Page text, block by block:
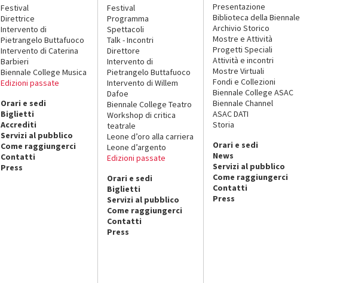
Festival
Direttrice
Intervento di
Pietrangelo Buttafuoco
Intervento di Caterina
Barbieri
Biennale College Musica
Edizioni passate
Orari e sedi
Biglietti
Accrediti
Servizi al pubblico
Come raggiungerci
Contatti
Press
Festival
Programma
Spettacoli
Talk - Incontri
Direttore
Intervento di
Pietrangelo Buttafuoco
Intervento di Willem
Dafoe
Biennale College Teatro
Workshop di critica
teatrale
Leone d’oro alla carriera
Leone d’argento
Edizioni passate
Orari e sedi
Biglietti
Servizi al pubblico
Come raggiungerci
Contatti
Press
Presentazione
Biblioteca della Biennale
Archivio Storico
Mostre e Attività
Progetti Speciali
Attività e incontri
Mostre Virtuali
Fondi e Collezioni
Biennale College ASAC
Biennale Channel
ASAC DATI
Storia
Orari e sedi
News
Servizi al pubblico
Come raggiungerci
Contatti
Press